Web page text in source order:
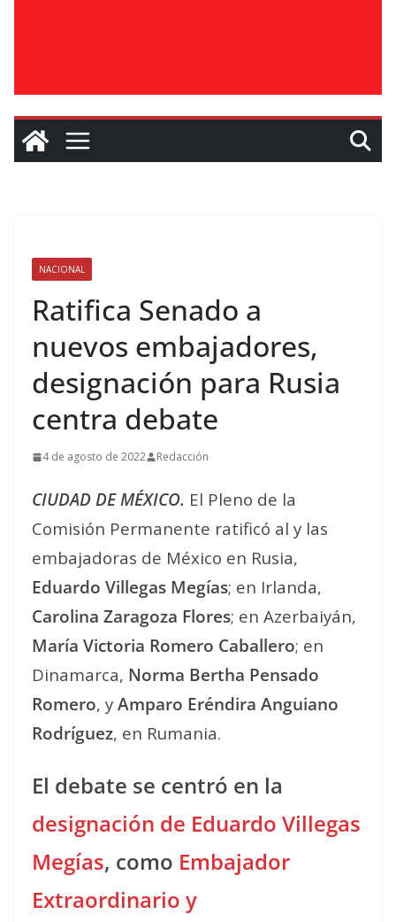
NACIONAL
Ratifica Senado a
nuevos embajadores,
designación para Rusia
centra debate
4 de agosto de 2022 Redacción
CIUDAD DE MÉXICO. El Pleno de la
Comisión Permanente ratificó al y las
embajadoras de México en Rusia,
Eduardo Villegas Megías; en Irlanda,
Carolina Zaragoza Flores; en Azerbaiyán,
María Victoria Romero Caballero; en
Dinamarca, Norma Bertha Pensado
Romero, y Amparo Eréndira Anguiano
Rodríguez, en Rumania.
El debate se centró en la
designación de Eduardo Villegas
Megías, como Embajador
Extraordinario y